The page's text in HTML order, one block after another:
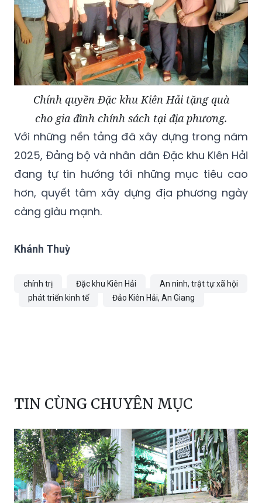
Chính quyền Đặc khu Kiên Hải tặng quà
cho gia đình chính sách tại địa phương.
Với những nền tảng đã xây dựng trong năm
2025, Đảng bộ và nhân dân Đặc khu Kiên Hải
đang tự tin hướng tới những mục tiêu cao
hơn, quyết tâm xây dựng địa phương ngày
càng giàu mạnh.
Khánh Thuỳ
chính trị Đặc khu Kiên Hải
An ninh, trật tự xã hội
phát triển kinh tế
Đảo Kiên Hải, An Giang
TIN CÙNG CHUYÊN MỤC